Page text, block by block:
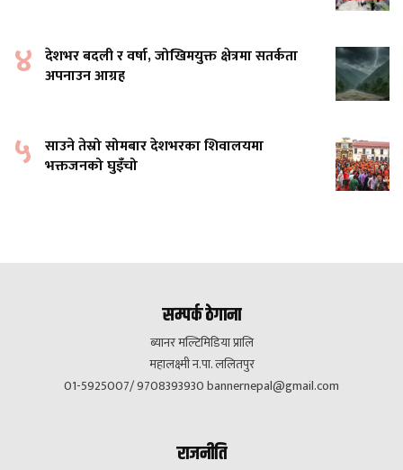
४ देशभर बदली र वर्षा, जोखिमयुक्त क्षेत्रमा सतर्कता
अपनाउन आग्रह
५ साउने तेस्रो सोमबार देशभरका शिवालयमा
भक्तजनको घुइँचो
सम्पर्क ठेगाना
ब्यानर मल्टिमिडिया प्रालि
महालक्ष्मी न.पा. ललितपुर
01-5925007/ 9708393930bannernepal@gmail.com
राजनीति